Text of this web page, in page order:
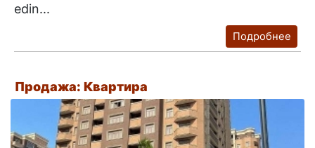
edin...
Подробнее
Продажа: Квартира